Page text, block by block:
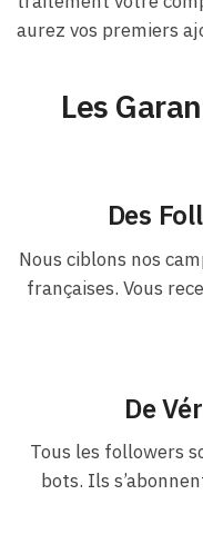
aurez vos premiers
Les
Des
Nous ciblons nos
françaises. Vous
De
Tous les followers
bots. Ils